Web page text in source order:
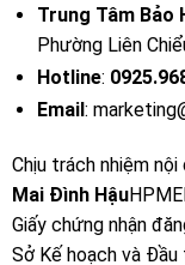
Trung Tâm Bảo
Phường Liên
Hotline:
Email :
Chịu trách nhiệm nội
Mai Đình Hậu
Giấy chứng nhận
Sở Kế hoạch và